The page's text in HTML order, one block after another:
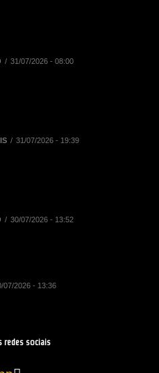
31/07/2026 - 08:00
31/07/2026 - 19:39
30/07/2026 - 13:52
07/2026 - 13:36
redes sociais